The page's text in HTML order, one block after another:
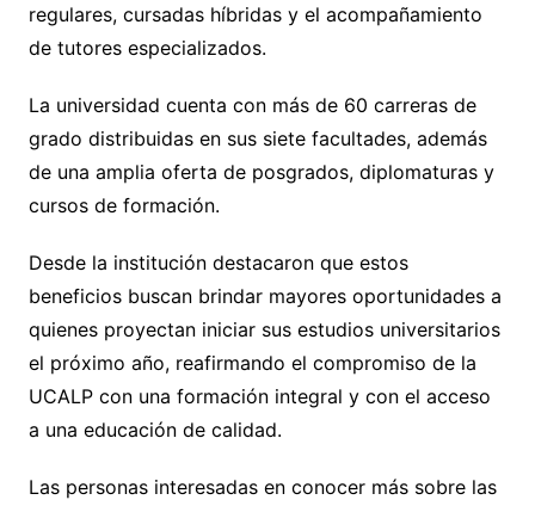
regulares, cursadas híbridas y el acompañamiento
de tutores especializados.
La universidad cuenta con más de 60 carreras de
grado distribuidas en sus siete facultades, además
de una amplia oferta de posgrados, diplomaturas y
cursos de formación.
Desde la institución destacaron que estos
beneficios buscan brindar mayores oportunidades a
quienes proyectan iniciar sus estudios universitarios
el próximo año, reafirmando el compromiso de la
UCALP con una formación integral y con el acceso
a una educación de calidad.
Las personas interesadas en conocer más sobre las